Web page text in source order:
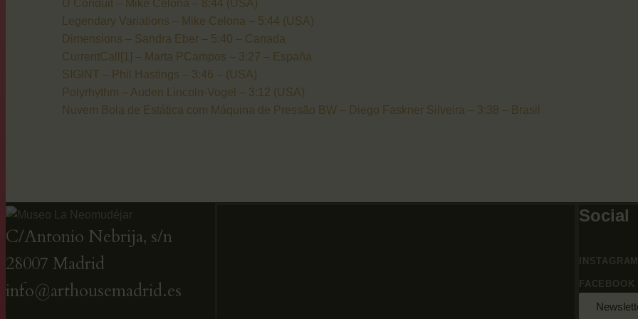
U Conduit – Mike Celona – 8:44 (USA)
Legendary Variations – Mike Celona – 5:44 (USA)
Dimensions – Sandra Eber – 5:40 – Canada
CurrentCall[1] – Marta PCampos – 3:27 – España
SIGINT – Phil Hastings – 3:46 – (USA)
Polyrhythm – Auden Lincoln-Vogel – 3:12 (USA)
Nuvem Bola de Estática com Máquina de Pressão BW – Diego Faskner Silveira – 3:38 – Brasil
C/Antonio Nebrija, s/n
28007 Madrid
info@arthousemadrid.es
Social
FACEBOOK